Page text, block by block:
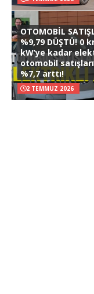
OTOMOBİL
%9,79 DÜŞTÜ! 0
kW’ye kadar
otomobil
%7,7 arttı!
2 TEMMUZ 2026